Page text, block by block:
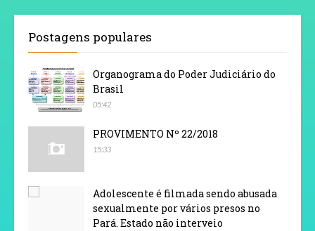
Postagens populares
Organograma do Poder Judiciário do
Brasil
05:42
PROVIMENTO Nº 22/2018
15:33
Adolescente é filmada sendo abusada
sexualmente por vários presos no
Pará. Estado não interveio